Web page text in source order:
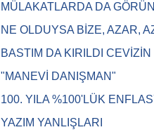
MÜLAKATLARDA DA
NE OLDUYSA BİZE, AZAR,
BASTIM DA KIRILDI CEVİZİN
"MANEVİ DANIŞMAN"
100. YILA %100'LÜK
YAZIM YANLIŞLARI